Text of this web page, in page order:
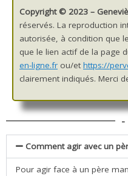
Copyright © 2023 –
réservés. La reproduction
autorisée, à condition que
que le lien actif de la page
en-ligne.fr ou/et https://
clairement indiqués. Merci
-
Comment agir avec un
Pour agir face à un père